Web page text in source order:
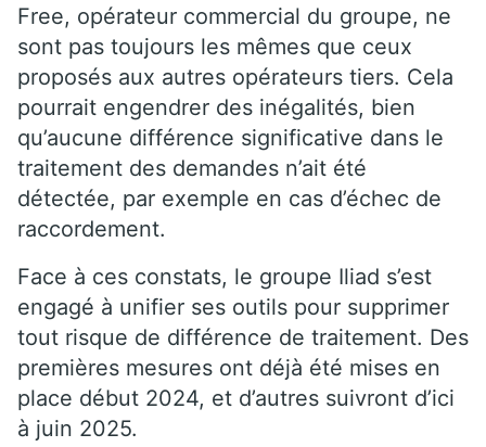
Free, opérateur commercial du groupe, ne
sont pas toujours les mêmes que ceux
proposés aux autres opérateurs tiers. Cela
pourrait engendrer des inégalités, bien
qu’aucune différence significative dans le
traitement des demandes n’ait été
détectée, par exemple en cas d’échec de
raccordement.
Face à ces constats, le groupe Iliad s’est
engagé à unifier ses outils pour supprimer
tout risque de différence de traitement. Des
premières mesures ont déjà été mises en
place début 2024, et d’autres suivront d’ici
à juin 2025.